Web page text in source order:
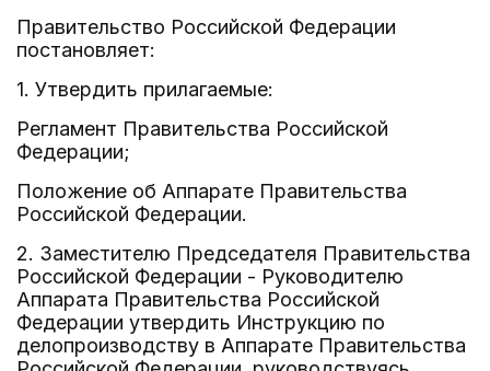
Правительство Российской Федерации
постановляет:
1. Утвердить прилагаемые:
Регламент Правительства Российской
Федерации;
Положение об Аппарате Правительства
Российской Федерации.
2. Заместителю Председателя Правительства
Российской Федерации - Руководителю
Аппарата Правительства Российской
Федерации утвердить Инструкцию по
делопроизводству в Аппарате Правительства